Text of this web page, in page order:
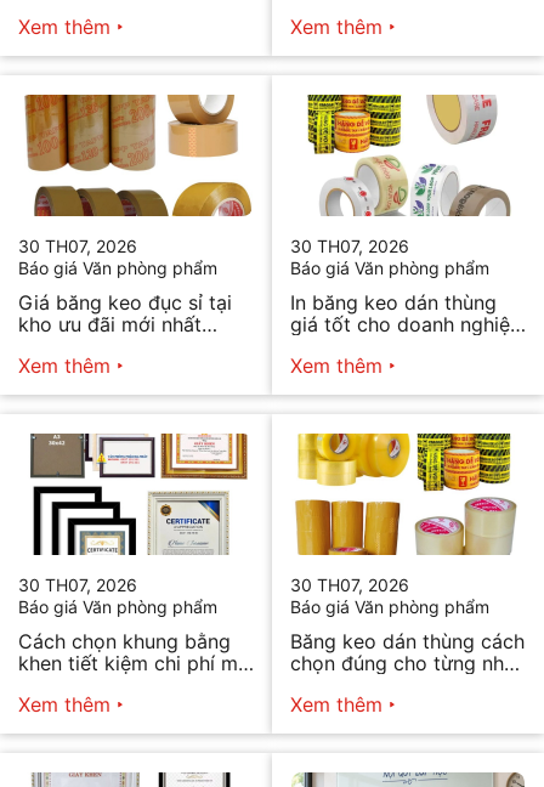
Xem thêm
Xem thêm
30 TH07, 2026
Báo giá Văn phòng phẩm
Giá băng keo đục sỉ tại
kho ưu đãi mới nhất
Xem thêm
30 TH07, 2026
Báo giá Văn phòng phẩm
In băng keo dán thùng
giá tốt cho doanh nghiệp
Xem thêm
30 TH07, 2026
Báo giá Văn phòng phẩm
Cách chọn khung bằng
khen tiết kiệm chi phí mà
Xem thêm
30 TH07, 2026
Báo giá Văn phòng phẩm
Băng keo dán thùng cách
chọn đúng cho từng nhu
Xem thêm